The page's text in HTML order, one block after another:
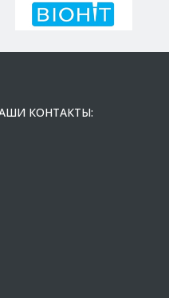
КОНТАКТЫ: